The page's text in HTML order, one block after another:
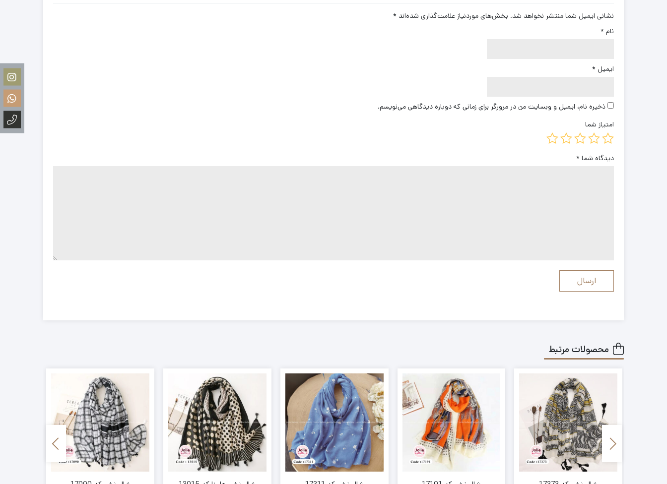
نشانی ایمیل شما منتشر نخواهد شد. بخش‌های موردنیاز علامت‌گذاری شده‌اند *
نام *
ایمیل *
ذخیره نام، ایمیل و وبسایت من در مرورگر برای زمانی که دوباره دیدگاهی می‌نویسم.
امتیاز شما
دیدگاه شما *
محصولات مرتبط